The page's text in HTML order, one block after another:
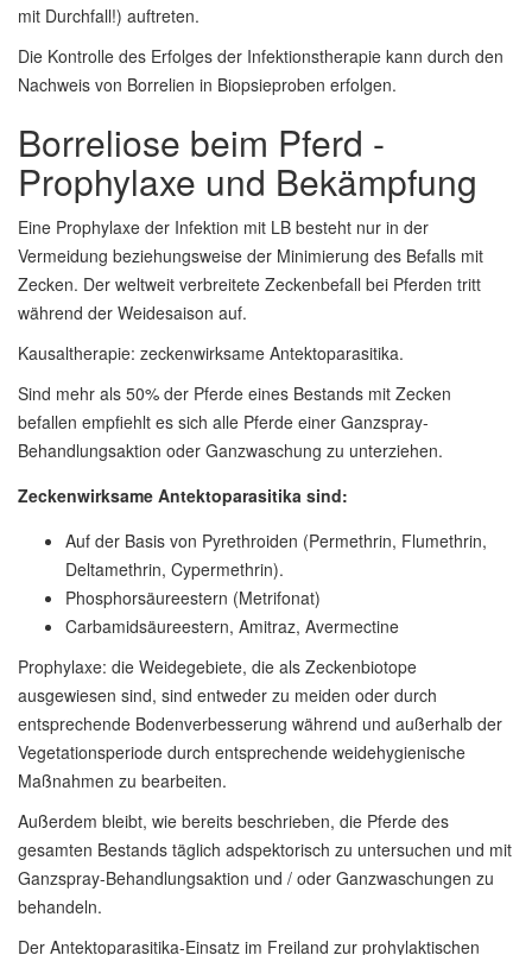
mit Durchfall!) auftreten.
Die Kontrolle des Erfolges der Infektionstherapie kann durch den
Nachweis von Borrelien in Biopsieproben erfolgen.
Borreliose beim Pferd -
Prophylaxe und Bekämpfung
Eine Prophylaxe der Infektion mit LB besteht nur in der
Vermeidung beziehungsweise der Minimierung des Befalls mit
Zecken. Der weltweit verbreitete Zeckenbefall bei Pferden tritt
während der Weidesaison auf.
Kausaltherapie: zeckenwirksame Antektoparasitika.
Sind mehr als 50% der Pferde eines Bestands mit Zecken
befallen empfiehlt es sich alle Pferde einer Ganzspray-
Behandlungsaktion oder Ganzwaschung zu unterziehen.
Zeckenwirksame Antektoparasitika sind:
Auf der Basis von Pyrethroiden (Permethrin, Flumethrin,
Deltamethrin, Cypermethrin).
Phosphorsäureestern (Metrifonat)
Carbamidsäureestern, Amitraz, Avermectine
Prophylaxe: die Weidegebiete, die als Zeckenbiotope
ausgewiesen sind, sind entweder zu meiden oder durch
entsprechende Bodenverbesserung während und außerhalb der
Vegetationsperiode durch entsprechende weidehygienische
Maßnahmen zu bearbeiten.
Außerdem bleibt, wie bereits beschrieben, die Pferde des
gesamten Bestands täglich adspektorisch zu untersuchen und mit
Ganzspray-Behandlungsaktion und / oder Ganzwaschungen zu
behandeln.
Der Antektoparasitika-Einsatz im Freiland zur prohylaktischen